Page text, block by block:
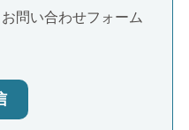
問い合わせフォーム